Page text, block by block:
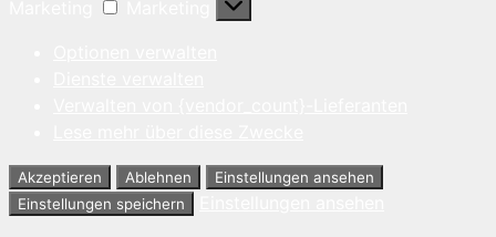
Akzeptieren Ablehnen
Einstellungen ansehen
Einstellungen speichern